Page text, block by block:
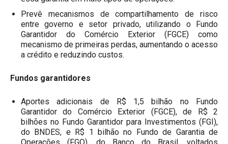
Prevê mecanismos de compartilhamento de risco
entre governo e setor privado, utilizando o Fundo
Garantidor do Comércio Exterior (FGCE) como
mecanismo de primeiras perdas, aumentando o acesso
a crédito e reduzindo custos.
Fundos garantidores
Aportes adicionais de R$ 1,5 bilhão no Fundo
Garantidor do Comércio Exterior (FGCE), de R$ 2
bilhões no Fundo Garantidor para Investimentos (FGI),
do BNDES, e R$ 1 bilhão no Fundo de Garantia de